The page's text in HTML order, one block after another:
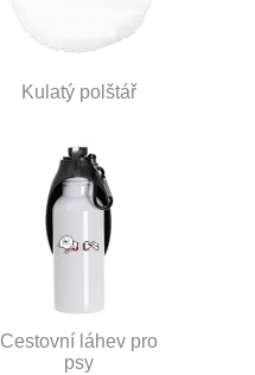
Kulatý polštář
Cestovní láhev pro
psy